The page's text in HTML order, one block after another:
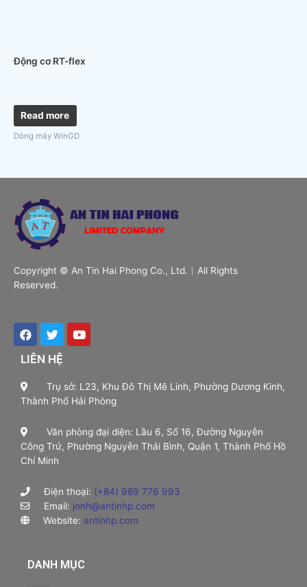
Động cơ RT-flex
Read more
Dòng máy WinGD
Copyright © An Tin Hai Phong Co., Ltd.︱All Rights
Reserved.
LIÊN HỆ
Trụ sở: L23, Khu Đô Thị Mê Linh, Phường Dương Kinh,
Thành Phố Hải Phòng
Văn phòng đại diện: Lầu 6, Số 16, Đường Nguyễn
Công Trứ, Phường Nguyễn Thái Bình, Quận 1, Thành Phố Hồ
Chí Minh
Điện thoại: (+84) 989 776 993
Email: jonh@antinhp.com
Website: antinhp.com
DANH MỤC